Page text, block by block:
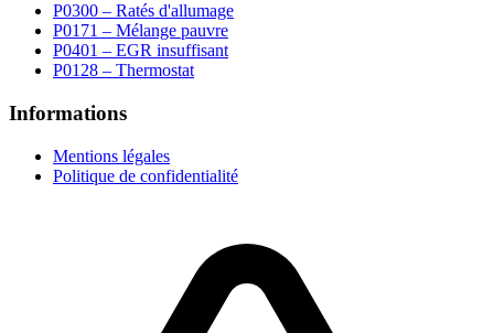
P0300 – Ratés d'allumage
P0171 – Mélange pauvre
P0401 – EGR insuffisant
P0128 – Thermostat
Informations
Mentions légales
Politique de confidentialité